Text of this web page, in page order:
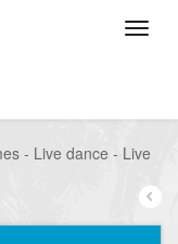
- Live dance - Live